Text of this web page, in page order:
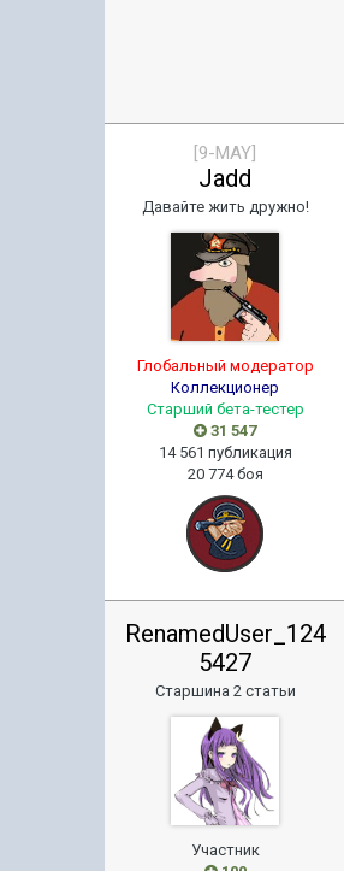
[9-MAY]
Jadd
Давайте жить дружно!
Глобальный модератор
Коллекционер
Старший бета-тестер
31 547
14 561 публикация
20 774 боя
RenamedUser_124
5427
Старшина 2 статьи
Участник